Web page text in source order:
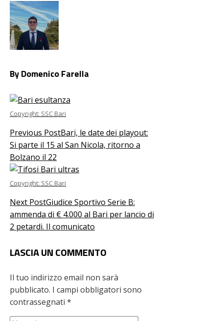
By Domenico Farella
Copyright: SSC Bari
Previous PostBari, le date dei playout:
Si parte il 15 al San Nicola, ritorno a
Bolzano il 22
Copyright: SSC Bari
Next PostGiudice Sportivo Serie B:
ammenda di € 4.000 al Bari per lancio di
2 petardi. Il comunicato
LASCIA UN COMMENTO
Il tuo indirizzo email non sarà
pubblicato. I campi obbligatori sono
contrassegnati *